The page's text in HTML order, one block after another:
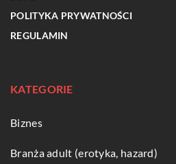
POLITYKA PRYWATNOŚCI
REGULAMIN
KATEGORIE
Biznes
Branża adult (erotyka, hazard)